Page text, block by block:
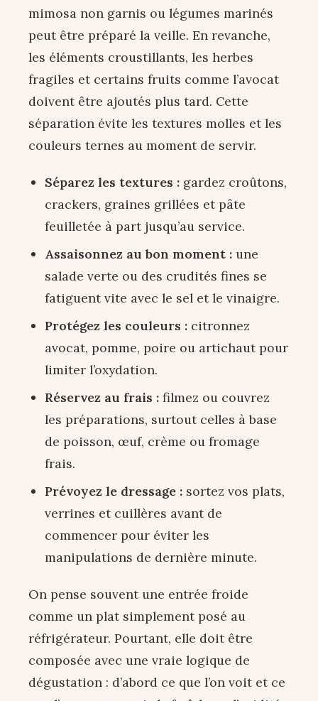
mimosa non garnis ou légumes marinés
peut être préparé la veille. En revanche,
les éléments croustillants, les herbes
fragiles et certains fruits comme l’avocat
doivent être ajoutés plus tard. Cette
séparation évite les textures molles et les
couleurs ternes au moment de servir.
Séparez les textures :gardez croûtons,
crackers, graines grillées et pâte
feuilletée à part jusqu’au service.
Assaisonnez au bon moment :une
salade verte ou des crudités fines se
fatiguent vite avec le sel et le vinaigre.
Protégez les couleurs :citronnez
avocat, pomme, poire ou artichaut pour
limiter l’oxydation.
Réservez au frais :filmez ou couvrez
les préparations, surtout celles à base
de poisson, œuf, crème ou fromage
frais.
Prévoyez le dressage :sortez vos plats,
verrines et cuillères avant de
commencer pour éviter les
manipulations de dernière minute.
On pense souvent une entrée froide
comme un plat simplement posé au
réfrigérateur. Pourtant, elle doit être
composée avec une vraie logique de
dégustation : d’abord ce que l’on voit et ce